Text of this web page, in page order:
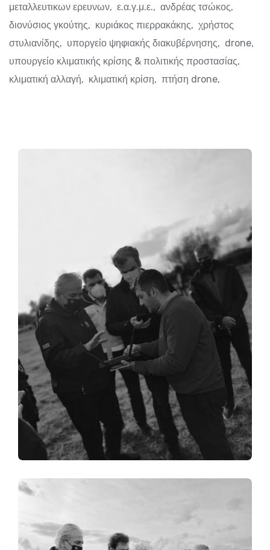
μεταλλευτικων ερευνων, ε.α.γ.μ.ε., ανδρέας τσώκος,
διονύσιος γκούτης, κυριάκος πιερρακάκης, χρήστος
στυλιανίδης, υποργείο ψηφιακής διακυβέρνησης, drone,
υπουργείο κλιματικής κρίσης & πολιτικής προστασίας,
κλιματική αλλαγή, κλιματική κρίση, πτήση drone,